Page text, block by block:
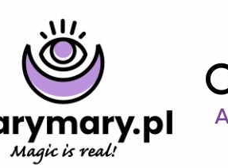
i
przepowiednie astrologiczne